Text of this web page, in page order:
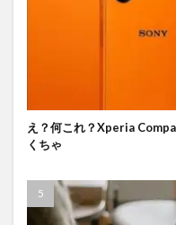
え？何これ？Xperia
くちゃ